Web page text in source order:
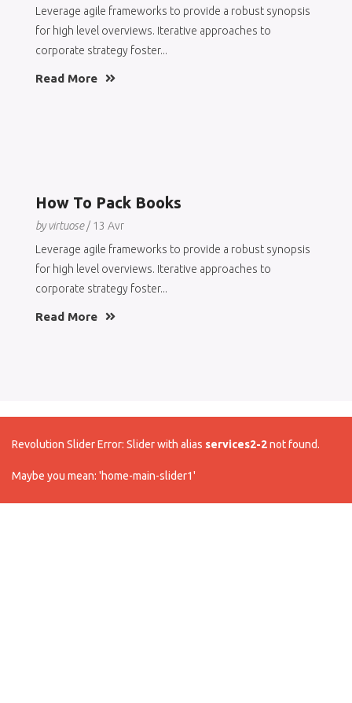
Leverage agile frameworks to provide a robust synopsis
for high level overviews. Iterative approaches to
corporate strategy foster...
Read More
How To Pack Books
by virtuose/ 13 Avr
Leverage agile frameworks to provide a robust synopsis
for high level overviews. Iterative approaches to
corporate strategy foster...
Read More
Revolution Slider Error: Slider with alias services2-2not found.
Maybe you mean: 'home-main-slider1'